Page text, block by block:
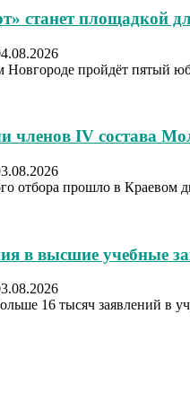
станет площадкой
Новгороде пройдёт пятый
членов IV состава
отбора прошло в
в высшие учебные
16 тысяч заявлений в